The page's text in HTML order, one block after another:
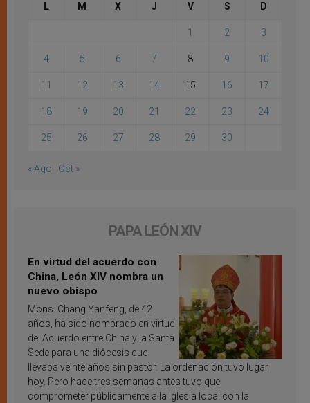
L M X J V S D
1 2 3
4 5 6 7 8 9 10
11 12 13 14 15 16 17
18 19 20 21 22 23 24
25 26 27 28 29 30
« Ago Oct »
PAPA LEÓN XIV
En virtud del acuerdo con
China, León XIV nombra un
nuevo obispo
Mons. Chang Yanfeng, de 42
años, ha sido nombrado en virtud
del Acuerdo entre China y la Santa
Sede para una diócesis que
llevaba veinte años sin pastor. La ordenación tuvo lugar
hoy. Pero hace tres semanas antes tuvo que
comprometer públicamente a la Iglesia local con la